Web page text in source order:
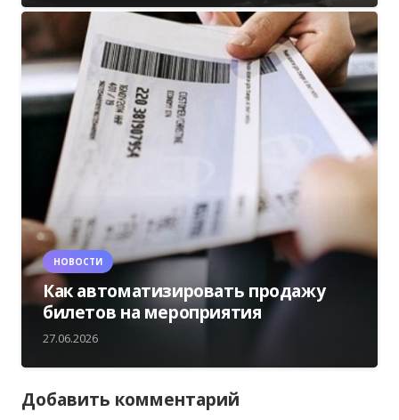
НОВОСТИ
Как автоматизировать продажу
билетов на мероприятия
27.06.2026
Добавить комментарий